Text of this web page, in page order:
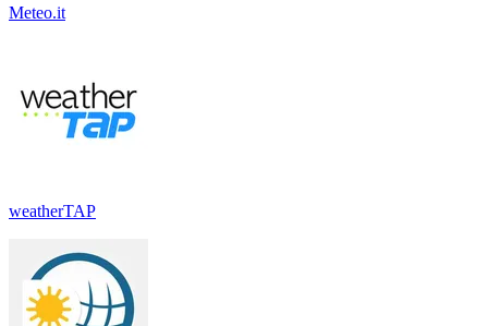
Meteo.it
weatherTAP